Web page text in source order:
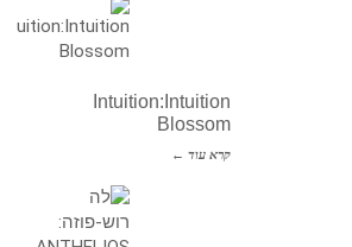
Intuition:Intuition
Blossom
קרא עוד ←